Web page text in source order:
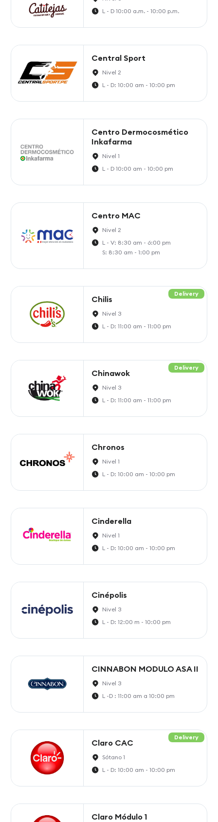
L - D 10:00 a.m. - 10:00 p.m.
Central Sport
Nivel 2
L - D: 10:00 am - 10:00 pm
Centro Dermocosmético
Inkafarma
Nivel 1
L - D 10:00 am - 10:00 pm
Centro MAC
Nivel 2
L - V: 8:30 am - 6:00 pm
S: 8:30 am - 1:00 pm
Delivery
Chilis
Nivel 3
L - D: 11:00 am - 11:00 pm
Delivery
Chinawok
Nivel 3
L - D: 11:00 am - 11:00 pm
Chronos
Nivel 1
L - D: 10:00 am - 10:00 pm
Cinderella
Nivel 1
L - D: 10:00 am - 10:00 pm
Cinépolis
Nivel 3
L - D: 12:00 m - 10:00 pm
CINNABON MODULO ASA II
Nivel 3
L -D : 11:00 am a 10:00 pm
Delivery
Claro CAC
Sótano 1
L - D: 10:00 am - 10:00 pm
Claro Módulo 1